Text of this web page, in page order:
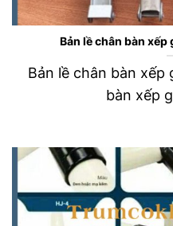
Bản lề chân bàn
Bản lề chân bàn xếp
bàn xếp